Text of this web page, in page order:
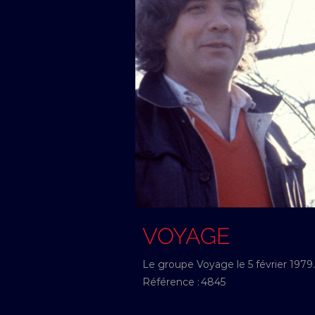
VOYAGE
Le groupe Voyage le 5 février 1979.
Référence :4845